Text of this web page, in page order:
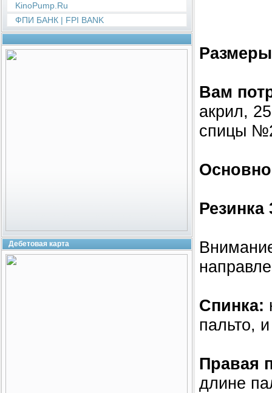
KinoPump.Ru
ФПИ БАНК | FPI BANK
Дебетовая карта
Вам
акрил,
спицы
Резинка
Спинка:
пальто,
Правая
длине